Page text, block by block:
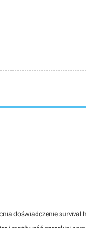
doświadczenie survival